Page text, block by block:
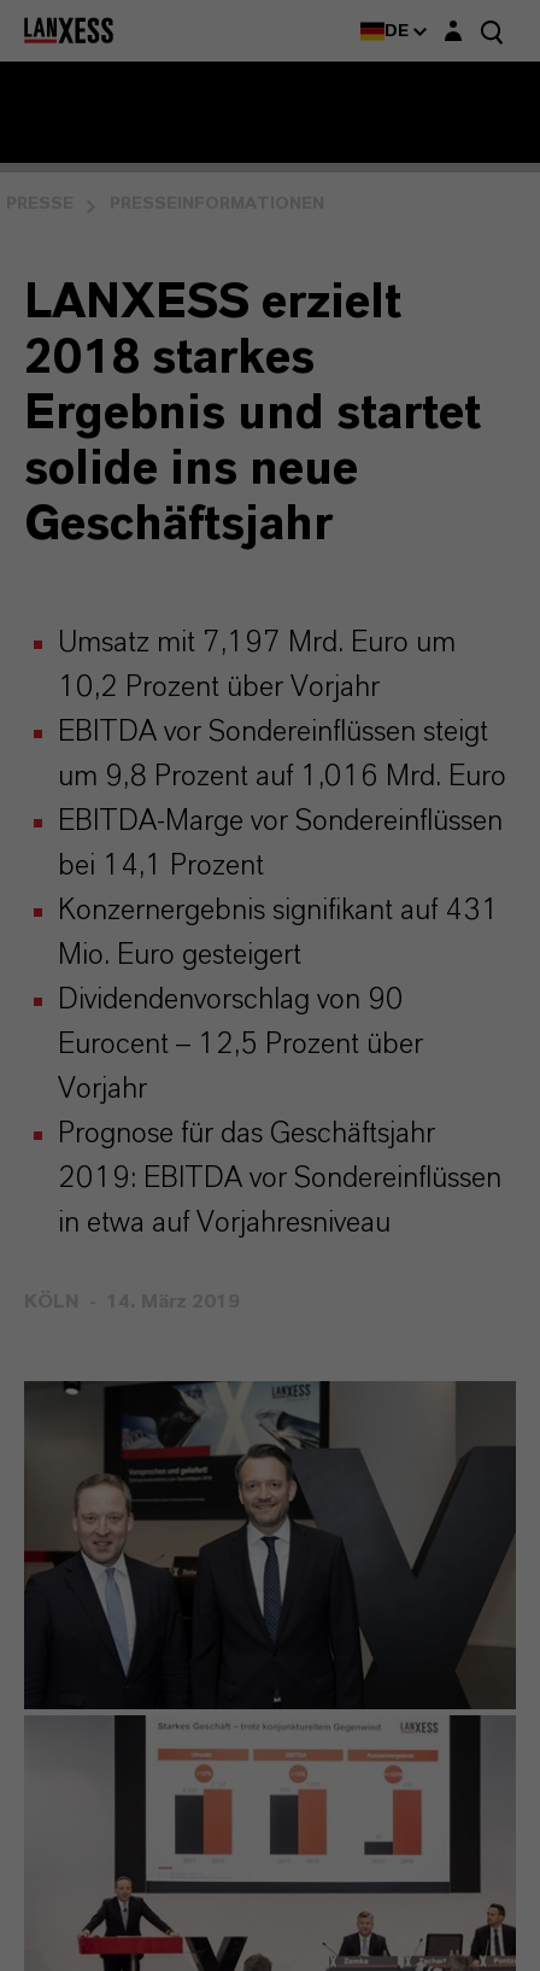
DE Login-Maske
LANXESS erzielt
2018 starkes
Ergebnis und startet
solide ins neue
Geschäftsjahr
Umsatz mit 7,197 Mrd. Euro um
10,2 Prozent über Vorjahr
EBITDA vor Sondereinflüssen steigt
um 9,8 Prozent auf 1,016 Mrd. Euro
EBITDA-Marge vor Sondereinflüssen
bei 14,1 Prozent
Konzernergebnis signifikant auf 431
Mio. Euro gesteigert
Dividendenvorschlag von 90
Eurocent – 12,5 Prozent über
Vorjahr
Prognose für das Geschäftsjahr
2019: EBITDA vor Sondereinflüssen
in etwa auf Vorjahresniveau